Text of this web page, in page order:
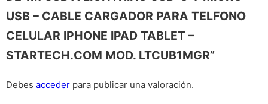
USB – CABLE CARGADOR PARA TELFONO
CELULAR IPHONE IPAD TABLET –
STARTECH.COM MOD. LTCUB1MGR”
Debes acceder para publicar una valoración.